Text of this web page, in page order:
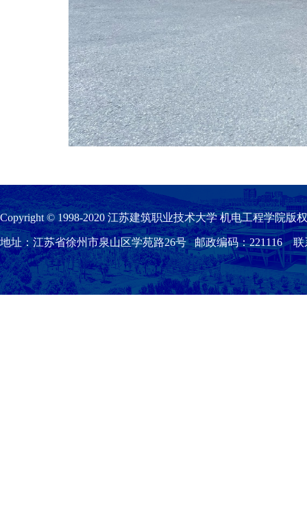
Copyright © 1998-2020 江苏建筑职业技术大学 机电工程学院版
地址：江苏省徐州市泉山区学苑路26号 邮政编码：221116 联